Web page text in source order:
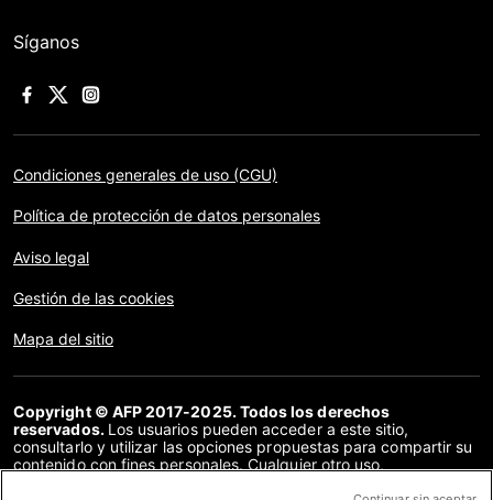
Síganos
Condiciones generales de uso (CGU)
Política de protección de datos personales
Aviso legal
Gestión de las cookies
Mapa del sitio
Copyright © AFP 2017-2025. Todos los derechos
reservados. Los usuarios pueden acceder a este sitio,
consultarlo y utilizar las opciones propuestas para compartir su
contenido con fines personales. Cualquier otro uso,